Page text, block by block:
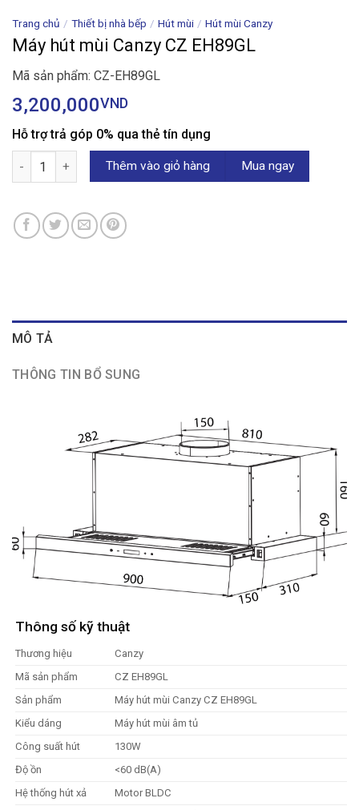
Trang chủ / Thiết bị nhà bếp / Hút mùi / Hút mùi Canzy
Máy hút mùi Canzy CZ EH89GL
Mã sản phẩm: CZ-EH89GL
3,200,000VND
Hỗ trợ trả góp 0% qua thẻ tín dụng
Máy hút mùi Canzy CZ EH89GL số lượng
Thêm vào giỏ hàng Mua ngay
MÔ TẢ
THÔNG TIN BỔ SUNG
Thông số kỹ thuật
Thương hiệu
Canzy
Mã sản phẩm
CZ EH89GL
Sản phẩm
Máy hút mùi Canzy CZ EH89GL
Kiểu dáng
Máy hút mùi âm tủ
Công suất hút
130W
Độ ồn
<60 dB(A)
Hệ thống hút xả
Motor BLDC